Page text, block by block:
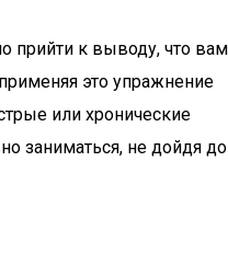
прийти к выводу, что вам
это упражнение
или хронические
заниматься, не дойдя до